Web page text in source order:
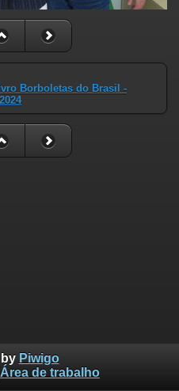
Borboletas do Brasil -
Piwigo
Área de trabalho